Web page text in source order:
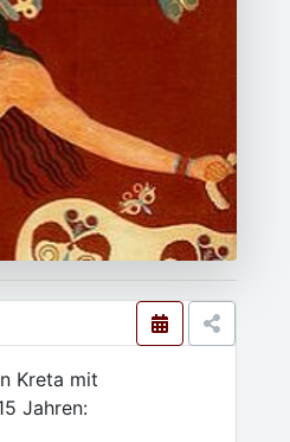
Kreta mit
Jahren: